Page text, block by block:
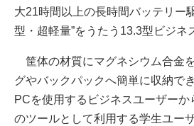
大21時間以上の長時間バッテリー
型・超軽量”をうたう13.3型ビジネ
筐体の材質にマグネシウム合金
グやバックパックへ簡単に収納で
PCを使用するビジネスユーザー
のツールとして利用する学生ユー